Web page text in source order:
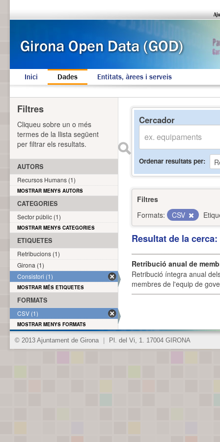
Inici Dades Entitats, àrees i serveis
Cercador
Ordenar resultats per
Filtres
Formats:
CSV
Resultat de la
Retribució anual de
Retribució íntegra anual
membres de l'equip de
Filtres
Cliqueu sobre un o més
termes de la llista següent
per filtrar els resultats.
AUTORS
Recursos Humans (1)
MOSTRAR MENYS AUTORS
CATEGORIES
Sector públic (1)
MOSTRAR MENYS CATEGORIES
ETIQUETES
Retribucions (1)
Girona (1)
Consistori (1)
MOSTRAR MÉS ETIQUETES
FORMATS
CSV (1)
MOSTRAR MENYS FORMATS
© 2013 Ajuntament de Girona Pl. del Vi, 1. 17004 GIRONA